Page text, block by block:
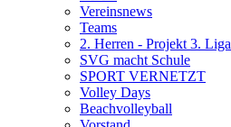
Vereinsnews
Teams
2. Herren - Projekt 3. Liga
SVG macht Schule
SPORT VERNETZT
Volley Days
Beachvolleyball